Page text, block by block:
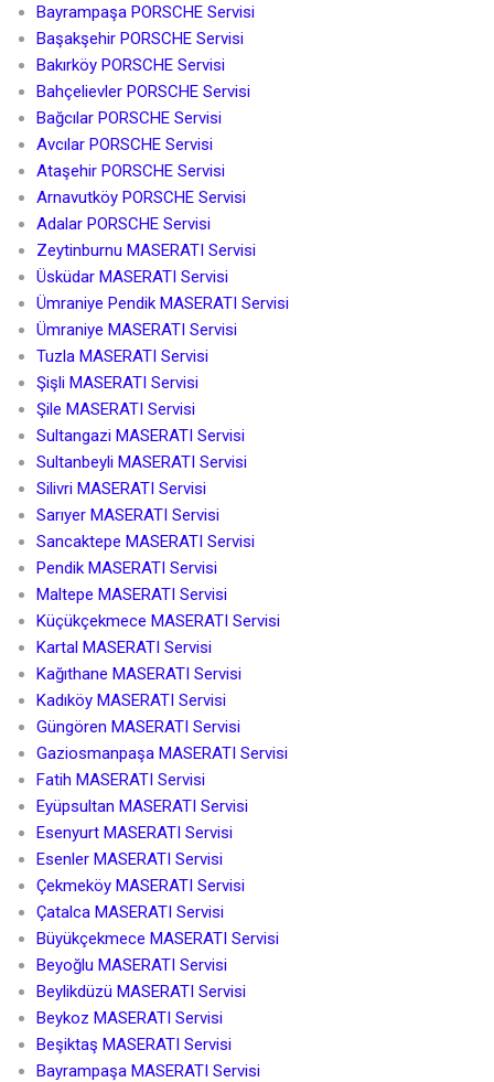
Bayrampaşa PORSCHE Servisi
Başakşehir PORSCHE Servisi
Bakırköy PORSCHE Servisi
Bahçelievler PORSCHE Servisi
Bağcılar PORSCHE Servisi
Avcılar PORSCHE Servisi
Ataşehir PORSCHE Servisi
Arnavutköy PORSCHE Servisi
Adalar PORSCHE Servisi
Zeytinburnu MASERATI Servisi
Üsküdar MASERATI Servisi
Ümraniye Pendik MASERATI Servisi
Ümraniye MASERATI Servisi
Tuzla MASERATI Servisi
Şişli MASERATI Servisi
Şile MASERATI Servisi
Sultangazi MASERATI Servisi
Sultanbeyli MASERATI Servisi
Silivri MASERATI Servisi
Sarıyer MASERATI Servisi
Sancaktepe MASERATI Servisi
Pendik MASERATI Servisi
Maltepe MASERATI Servisi
Küçükçekmece MASERATI Servisi
Kartal MASERATI Servisi
Kağıthane MASERATI Servisi
Kadıköy MASERATI Servisi
Güngören MASERATI Servisi
Gaziosmanpaşa MASERATI Servisi
Fatih MASERATI Servisi
Eyüpsultan MASERATI Servisi
Esenyurt MASERATI Servisi
Esenler MASERATI Servisi
Çekmeköy MASERATI Servisi
Çatalca MASERATI Servisi
Büyükçekmece MASERATI Servisi
Beyoğlu MASERATI Servisi
Beylikdüzü MASERATI Servisi
Beykoz MASERATI Servisi
Beşiktaş MASERATI Servisi
Bayrampaşa MASERATI Servisi